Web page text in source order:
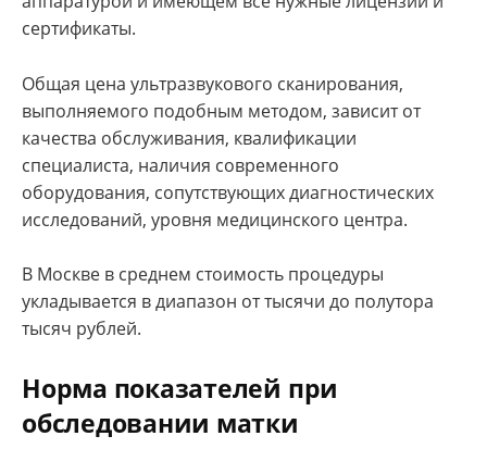
сертификаты.
Общая цена ультразвукового сканирования,
выполняемого подобным методом, зависит от
качества обслуживания, квалификации
специалиста, наличия современного
оборудования, сопутствующих диагностических
исследований, уровня медицинского центра.
В Москве в среднем стоимость процедуры
укладывается в диапазон от тысячи до полутора
тысяч рублей.
Норма показателей при
обследовании матки